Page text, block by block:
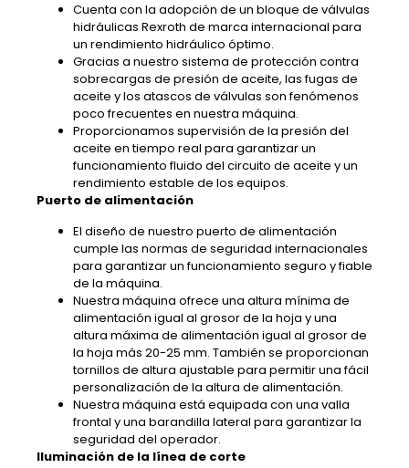
Cuenta con la adopción de un bloque de válvulas
hidráulicas Rexroth de marca internacional para
un rendimiento hidráulico óptimo.
Gracias a nuestro sistema de protección contra
sobrecargas de presión de aceite, las fugas de
aceite y los atascos de válvulas son fenómenos
poco frecuentes en nuestra máquina.
Proporcionamos supervisión de la presión del
aceite en tiempo real para garantizar un
funcionamiento fluido del circuito de aceite y un
rendimiento estable de los equipos.
Puerto de alimentación
El diseño de nuestro puerto de alimentación
cumple las normas de seguridad internacionales
para garantizar un funcionamiento seguro y fiable
de la máquina.
Nuestra máquina ofrece una altura mínima de
alimentación igual al grosor de la hoja y una
altura máxima de alimentación igual al grosor de
la hoja más 20-25 mm. También se proporcionan
tornillos de altura ajustable para permitir una fácil
personalización de la altura de alimentación.
Nuestra máquina está equipada con una valla
frontal y una barandilla lateral para garantizar la
seguridad del operador.
Iluminación de la línea de corte